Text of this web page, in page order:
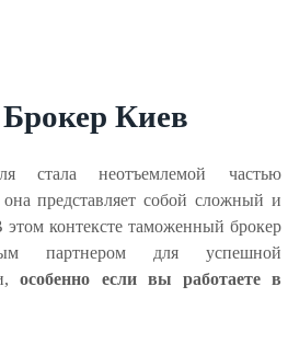
Киев
стала неотъемлемой частью
представляет собой сложный и
контексте таможенный брокер
партнером для успешной
особенно если вы работаете в